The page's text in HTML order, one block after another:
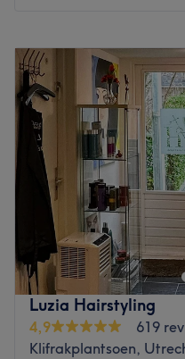
Dinsdag
Woensdag
Donderdag
Vrijdag
Zaterdag
Zondag
De kapsalon Aan de
echte stadse salon.
kinderen kunnen hier
kleuren van het haar.
de laatste kleur en knip
Go
Luzia Hairstyling
4,9
619
Klifrakplantsoen,